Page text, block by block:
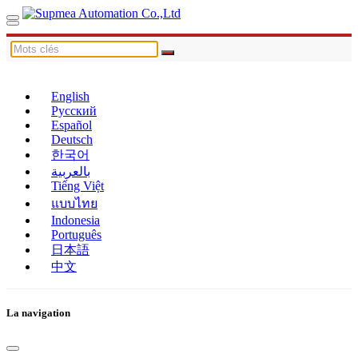
English
Русский
Español
Deutsch
한국어
بالعربية
Tiếng Việt
แบบไทย
Indonesia
Português
日本語
中文
La navigation